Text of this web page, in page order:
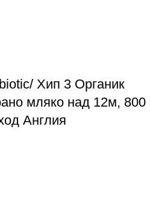
Хип 3 Органик
мляко над 12м, 800
Англия